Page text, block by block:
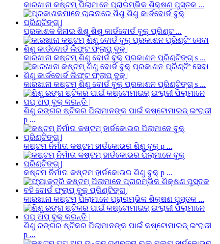
କାରଖାନା କଷ୍ଟମ୍ ପିଲାମାନେ ପ୍ରାରମ୍ଭିକ ଶିକ୍ଷଣ ପୁସ୍ତକ ...
ପ୍ରକାଶକ ଜିନାଇ ଶିଶୁ ଶିଶୁ କାର୍ଡବୋର୍ଡ ବୁକ୍ ପ୍ରିଣ୍ଟ ...
କାରଖାନା କଷ୍ଟମ୍ ଶିଶୁ ବୋର୍ଡ ବୁକ୍ ପ୍ରକାଶନ ପ୍ରିଣ୍ଟିଙ୍ଗ୍ s ...
କାରଖାନା କଷ୍ଟମ୍ ଶିଶୁ ବୋର୍ଡ ବୁକ୍ ପ୍ରକାଶନ ପ୍ରିଣ୍ଟିଙ୍ଗ୍ s ...
ଶିଶୁ ରଙ୍ଗର ଷ୍ଟିକର ପିଲାମାନଙ୍କ ପାଇଁ କଷ୍ଟୋମାଇଜ୍ ଇଂରାଜୀ
p ...
କଷ୍ଟମ ନିର୍ମାତା କଷ୍ଟମ ହାର୍ଡକୋଭର ଶିଶୁ ବୁକ୍ p ...
କଷ୍ଟମ ନିର୍ମାତା କଷ୍ଟମ ହାର୍ଡକୋଭର ଶିଶୁ ବୁକ୍ p ...
କାରଖାନା କଷ୍ଟମ୍ ପିଲାମାନେ ପ୍ରାରମ୍ଭିକ ଶିକ୍ଷଣ ପୁସ୍ତକ ...
ଶିଶୁ ରଙ୍ଗର ଷ୍ଟିକର ପିଲାମାନଙ୍କ ପାଇଁ କଷ୍ଟୋମାଇଜ୍ ଇଂରାଜୀ
p ...